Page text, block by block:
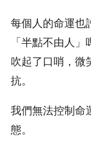
每個人的命運也
「半點不由人
吹起了口哨，微
抗。
我們無法控制命
態。